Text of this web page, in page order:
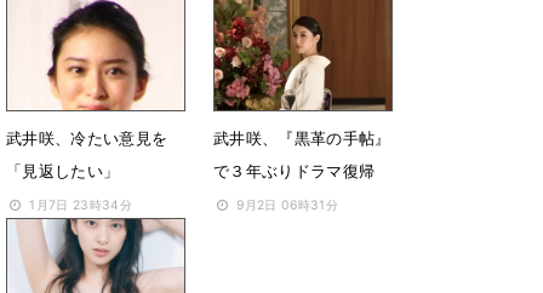
4月9日 11時06分 4月8日 20時26分
武井咲、冷たい意見を
「見返したい」
1月7日 23時34分
武井咲、『黒革の手帖』
で３年ぶりドラマ復帰
9月2日 06時31分